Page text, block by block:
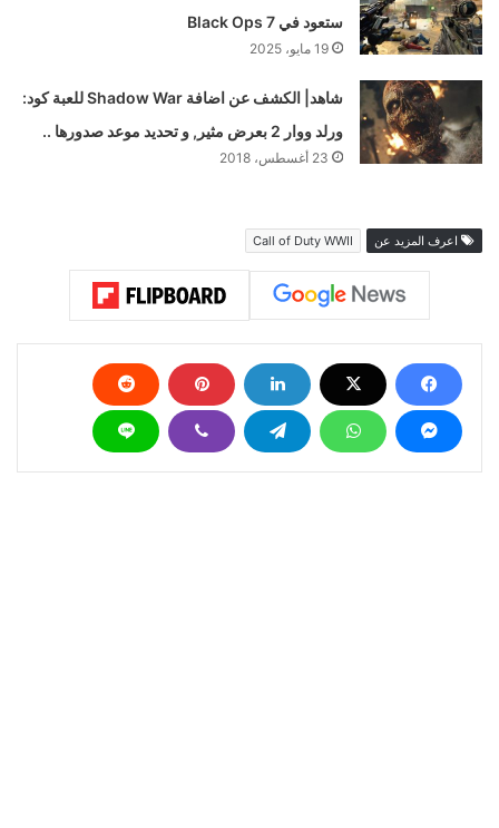
ستعود في Black Ops 7
19 مايو، 2025
شاهد| الكشف عن اضافة Shadow War للعبة كود:
ورلد ووار 2 بعرض مثير, و تحديد موعد صدورها ..
23 أغسطس، 2018
اعرف المزيد عن Call of Duty WWII